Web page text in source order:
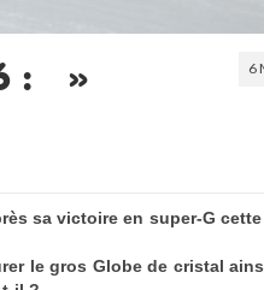
6
: »
sa victoire en super-G
le gros Globe de cristal